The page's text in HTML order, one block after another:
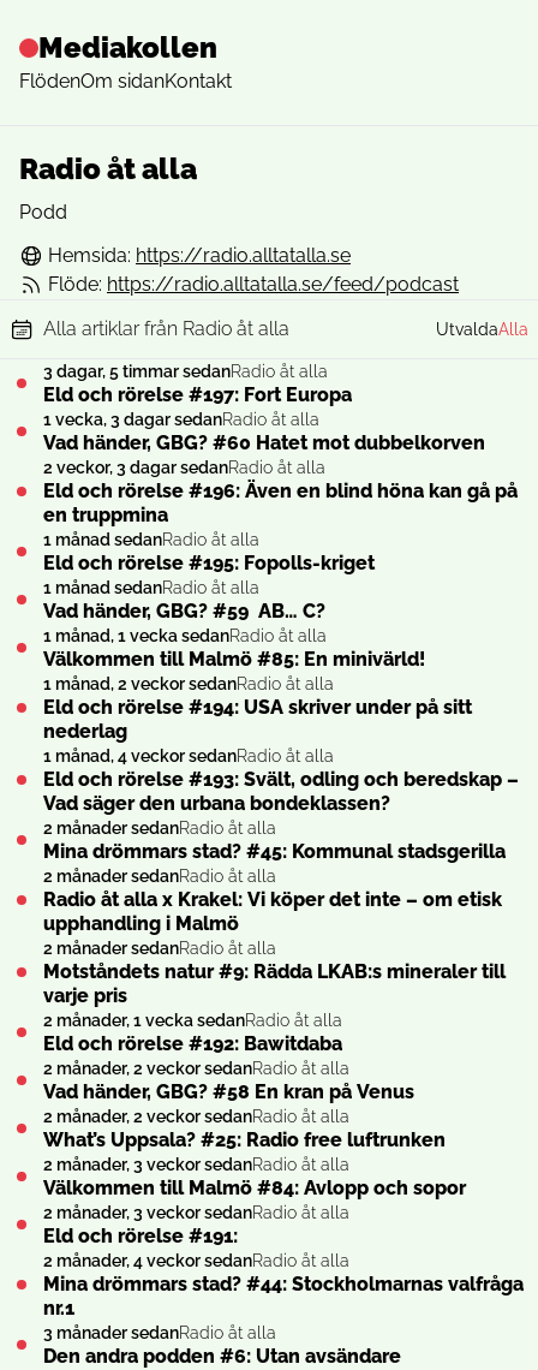
Mediakollen
FlödenOm sidanKontakt
Radio åt alla
Podd
Hemsida: https://radio.alltatalla.se
Flöde: https://radio.alltatalla.se/feed/podcast
Alla artiklar från Radio åt alla
UtvaldaAlla
3 dagar, 5 timmar sedanRadio åt alla
Eld och rörelse #197: Fort Europa
1 vecka, 3 dagar sedanRadio åt alla
Vad händer, GBG? #60 Hatet mot dubbelkorven
2 veckor, 3 dagar sedanRadio åt alla
Eld och rörelse #196: Även en blind höna kan gå på
en truppmina
1 månad sedanRadio åt alla
Eld och rörelse #195: Fopolls-kriget
1 månad sedanRadio åt alla
Vad händer, GBG? #59 AB… C?
1 månad, 1 vecka sedanRadio åt alla
Välkommen till Malmö #85: En minivärld!
1 månad, 2 veckor sedanRadio åt alla
Eld och rörelse #194: USA skriver under på sitt
nederlag
1 månad, 4 veckor sedanRadio åt alla
Eld och rörelse #193: Svält, odling och beredskap –
Vad säger den urbana bondeklassen?
2 månader sedanRadio åt alla
Mina drömmars stad? #45: Kommunal stadsgerilla
2 månader sedanRadio åt alla
Radio åt alla x Krakel: Vi köper det inte – om etisk
upphandling i Malmö
2 månader sedanRadio åt alla
Motståndets natur #9: Rädda LKAB:s mineraler till
varje pris
2 månader, 1 vecka sedanRadio åt alla
Eld och rörelse #192: Bawitdaba
2 månader, 2 veckor sedanRadio åt alla
Vad händer, GBG? #58 En kran på Venus
2 månader, 2 veckor sedanRadio åt alla
What’s Uppsala? #25: Radio free luftrunken
2 månader, 3 veckor sedanRadio åt alla
Välkommen till Malmö #84: Avlopp och sopor
2 månader, 3 veckor sedanRadio åt alla
Eld och rörelse #191:
2 månader, 4 veckor sedanRadio åt alla
Mina drömmars stad? #44: Stockholmarnas valfråga
nr.1
3 månader sedanRadio åt alla
Den andra podden #6: Utan avsändare